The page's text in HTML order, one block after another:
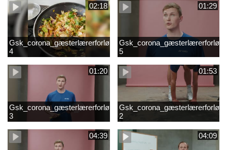
02:18
Gsk_corona_gæsterlærerforløb_Axelsen_del
4
01:29
5
01:20
Gsk_corona_gæsterlærerforløb_Axelsen_del
3
01:53
2
04:39 04:09